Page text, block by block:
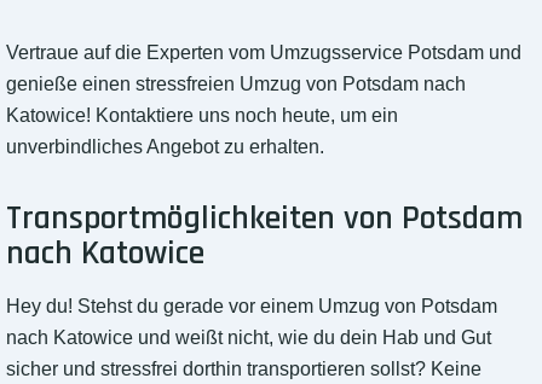
Vertraue auf die Experten vom Umzugsservice Potsdam und
genieße einen stressfreien Umzug von Potsdam nach
Katowice! Kontaktiere uns noch heute, um ein
unverbindliches Angebot zu erhalten.
Transportmöglichkeiten von Potsdam
nach Katowice
Hey du! Stehst du gerade vor einem Umzug von Potsdam
nach Katowice und weißt nicht, wie du dein Hab und Gut
sicher und stressfrei dorthin transportieren sollst? Keine